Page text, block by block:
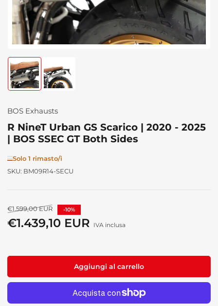
Carica
immagine
1
visualizzazione
Carica
immagine
visualizzazione
BOS Exhausts
R NineT Urban GS Scarico | 2020 - 2025
| BOS SSEC GT Both Sides
Solo 1 rimasto/i
SKU: BM09R14-SECU
Prezzo
standard
€1.599,00 EUR -10%
Prezzo
€1.439,10 EUR IVA inclusa
Aggiungi al carrello